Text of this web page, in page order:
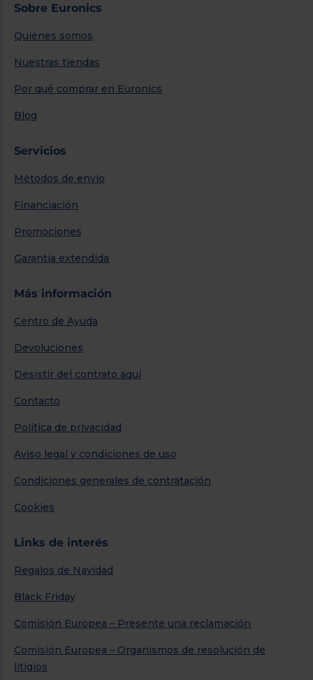
Sobre Euronics
Quiénes somos
Nuestras tiendas
Por qué comprar en Euronics
Blog
Servicios
Métodos de envío
Financiación
Promociones
Garantía extendida
Más información
Centro de Ayuda
Devoluciones
Desistir del contrato aquí
Contacto
Política de privacidad
Aviso legal y condiciones de uso
Condiciones generales de contratación
Cookies
Links de interés
Regalos de Navidad
Black Friday
Comisión Europea – Presente una reclamación
Comisión Europea – Organismos de resolución de
litigios